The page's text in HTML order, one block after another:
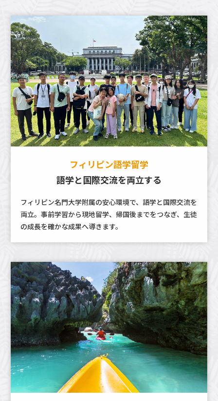
フィリピン語学留学
語学と国際交流を両立する
フィリピン名門大学附属の安心環境で、語学と国際交流を
両立。事前学習から現地留学、帰国後までをつなぎ、生徒
の成長を確かな成果へ導きます。